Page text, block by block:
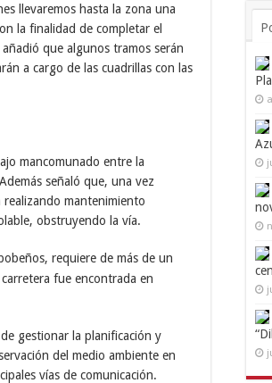
llevaremos hasta la zona una
la finalidad de completar el
que algunos tramos serán
a cargo de las cuadrillas con las
mancomunado entre la
señaló que, una vez
mantenimiento
obstruyendo la vía.
requiere de más de un
fue encontrada en
gestionar la planificación y
del medio ambiente en
vías de comunicación.